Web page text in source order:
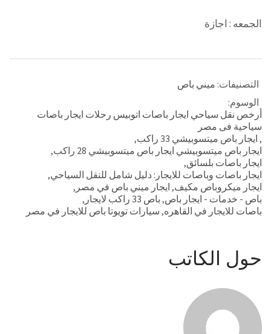
الجمعه : اجازة
التصنيفات: ميني باص
الوسوم:
أرخص نقل سياحي ايجار باصات اتوبيس رحلات ايجار باصات
سياحية فى مصر
, ايجار باص ميتسوبيشي 33 راكب
,
ايجار باص ميتسوبيشي ايجار باص ميتسوبيشي 28 راكب
,
ايجار باصات بلسائق,
ايجار باصات وباصات للايجار: دليل شامل للنقل السياحي,
ايجار ميكروباص مكيف, ايجار ميني باص في مصر ,
باص - خدمات - ايجار باص, باص 33 راكب لايجار
,
باصات للايجار في القاهره, سيارات تويوتا باص للايجار في مصر
حول الكاتب